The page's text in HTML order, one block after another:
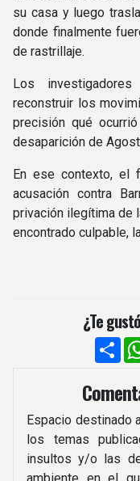
su casa y luego
donde finalmente
de rastrillaje.
Los
reconstruir los
precisión qué
desaparición de
En ese contexto, el
acusación contra
privación ilegítima de
encontrado culpable,
¿Te
Espacio destinado
los temas
insultos y/o las